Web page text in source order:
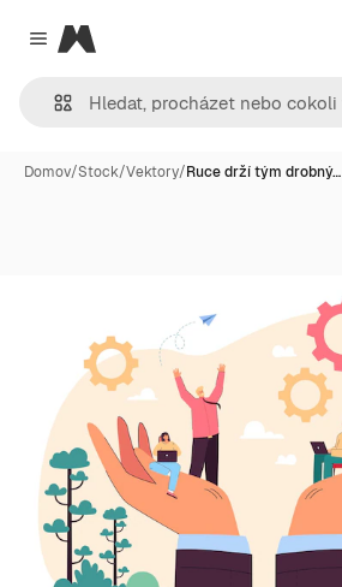
Close menu
Magnific
Domov/Stock/Vektory/Ruce drží tým drobný…